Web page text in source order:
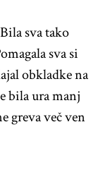
sva tako
sva si
obkladke na
bila ura manj
greva več ven